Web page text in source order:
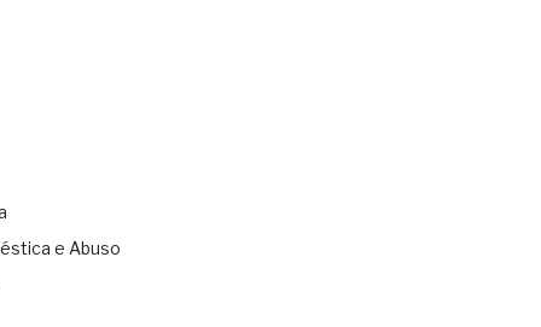
e Abuso